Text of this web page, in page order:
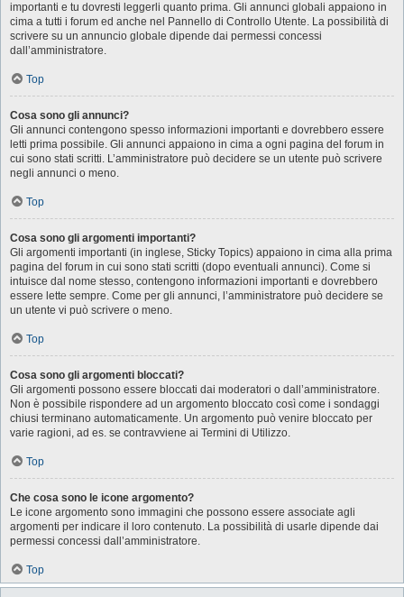
importanti e tu dovresti leggerli quanto prima. Gli annunci globali appaiono in
cima a tutti i forum ed anche nel Pannello di Controllo Utente. La possibilità di
scrivere su un annuncio globale dipende dai permessi concessi
dall’amministratore.
Top
Cosa sono gli annunci?
Gli annunci contengono spesso informazioni importanti e dovrebbero essere
letti prima possibile. Gli annunci appaiono in cima a ogni pagina del forum in
cui sono stati scritti. L’amministratore può decidere se un utente può scrivere
negli annunci o meno.
Top
Cosa sono gli argomenti importanti?
Gli argomenti importanti (in inglese, Sticky Topics) appaiono in cima alla prima
pagina del forum in cui sono stati scritti (dopo eventuali annunci). Come si
intuisce dal nome stesso, contengono informazioni importanti e dovrebbero
essere lette sempre. Come per gli annunci, l’amministratore può decidere se
un utente vi può scrivere o meno.
Top
Cosa sono gli argomenti bloccati?
Gli argomenti possono essere bloccati dai moderatori o dall’amministratore.
Non è possibile rispondere ad un argomento bloccato così come i sondaggi
chiusi terminano automaticamente. Un argomento può venire bloccato per
varie ragioni, ad es. se contravviene ai Termini di Utilizzo.
Top
Che cosa sono le icone argomento?
Le icone argomento sono immagini che possono essere associate agli
argomenti per indicare il loro contenuto. La possibilità di usarle dipende dai
permessi concessi dall’amministratore.
Top